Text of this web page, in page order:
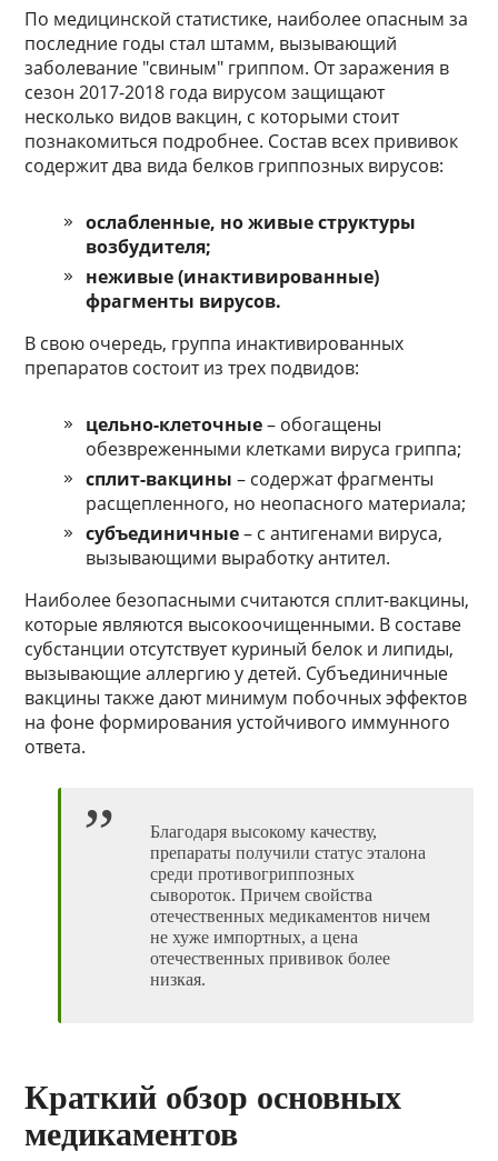
По медицинской статистике, наиболее опасным за
последние годы стал штамм, вызывающий
заболевание "свиным" гриппом. От заражения в
сезон 2017-2018 года вирусом защищают
несколько видов вакцин, с которыми стоит
познакомиться подробнее. Состав всех прививок
содержит два вида белков гриппозных вирусов:
ослабленные, но живые структуры
возбудителя;
неживые (инактивированные)
фрагменты вирусов.
В свою очередь, группа инактивированных
препаратов состоит из трех подвидов:
цельно-клеточные– обогащены
обезвреженными клетками вируса гриппа;
сплит-вакцины – содержат фрагменты
расщепленного, но неопасного материала;
субъединичные– с антигенами вируса,
вызывающими выработку антител.
Наиболее безопасными считаются сплит-вакцины,
которые являются высокоочищенными. В составе
субстанции отсутствует куриный белок и липиды,
вызывающие аллергию у детей. Субъединичные
вакцины также дают минимум побочных эффектов
на фоне формирования устойчивого иммунного
ответа.
Благодаря высокому качеству,
препараты получили статус эталона
среди противогриппозных
сывороток. Причем свойства
отечественных медикаментов ничем
не хуже импортных, а цена
отечественных прививок более
низкая.
Краткий обзор основных
медикаментов